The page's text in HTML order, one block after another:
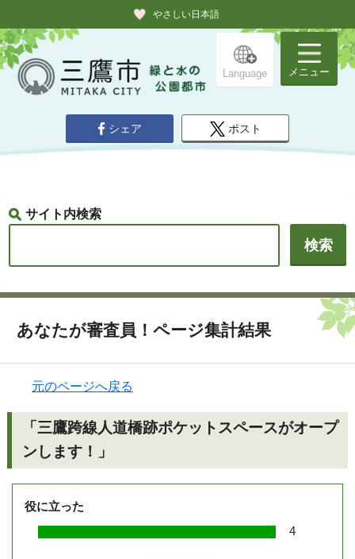
やさしい日本語
Language メニュー
シェア ポスト
サイト内検索
あなたが審査員！ページ集計結果
元のページへ戻る
「三鷹跨線人道橋跡ポケットスペースがオープ
ンします！」
役に立った
4